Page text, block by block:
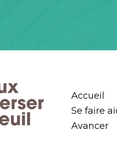
Accueil
Se faire
Avancer